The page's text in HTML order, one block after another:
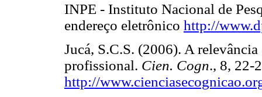
INPE - Instituto Nacional de
endereço eletrônico http://
Jucá, S.C.S. (2006). A
profissional. Cien. Cogn., 8, 22-
http://